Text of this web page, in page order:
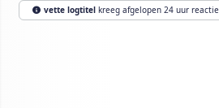
vette logtitelkreeg afgelopen 24 uur reactie